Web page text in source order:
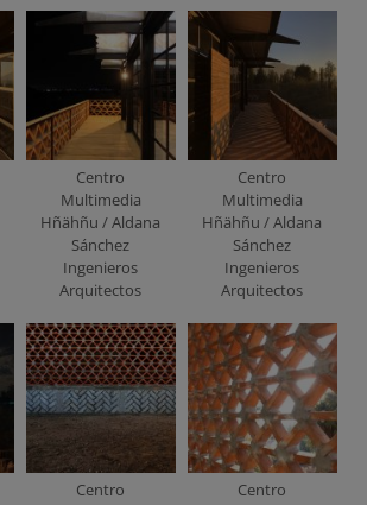
Centro
Multimedia
Hñähñu / Aldana
Sánchez
Ingenieros
Arquitectos
Centro
Multimedia
Hñähñu / Aldana
Sánchez
Ingenieros
Arquitectos
Centro
Centro